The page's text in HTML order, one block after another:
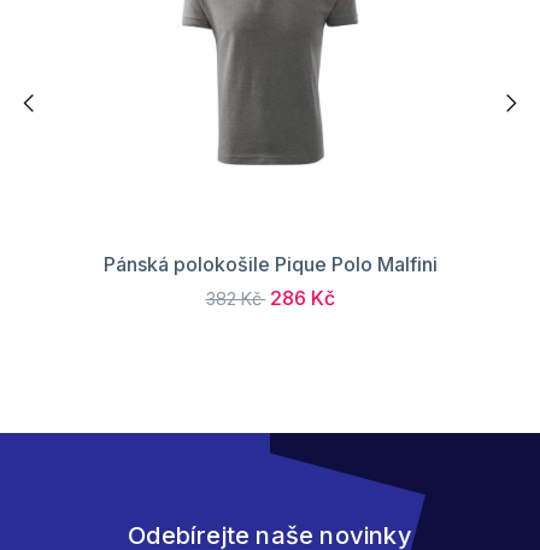
Pánská polokošile Pique Polo Malfini
382 Kč 286 Kč
Odebírejte naše novinky